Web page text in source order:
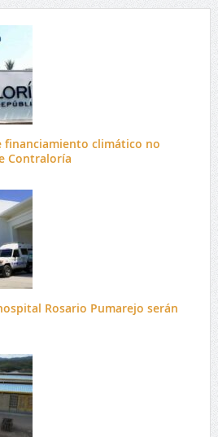
financiamiento climático no
Contraloría
Rosario Pumarejo serán